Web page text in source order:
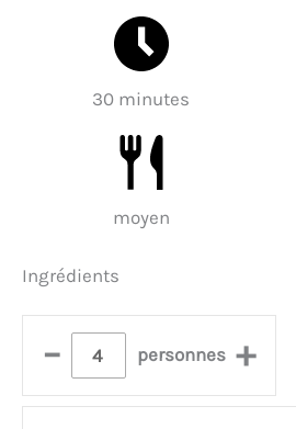
30 minutes
moyen
Ingrédients
– personnes +